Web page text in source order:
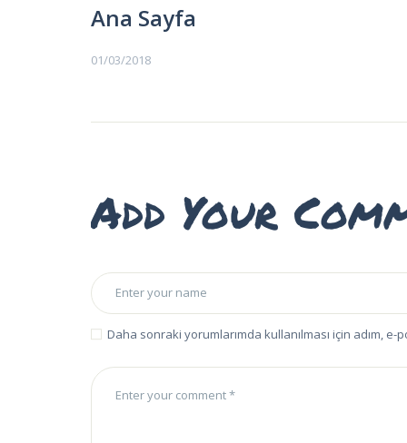
EĞITIMLER –
KURSLAR
ALBÜMLERI
HAKKIMIZDA
Ana Sayfa
01/03/2018
Add Your
Daha sonraki yorumlarımda kullanılması için adım,